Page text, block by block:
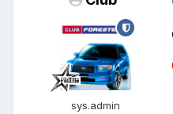
sys.admin